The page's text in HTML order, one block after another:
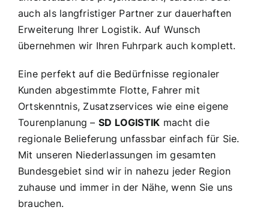
auch als langfristiger Partner zur dauerhaften
Erweiterung Ihrer Logistik. Auf Wunsch
übernehmen wir Ihren Fuhrpark auch komplett.
Eine perfekt auf die Bedürfnisse regionaler
Kunden abgestimmte Flotte, Fahrer mit
Ortskenntnis, Zusatzservices wie eine eigene
Tourenplanung – SD LOGISTIK macht die
regionale Belieferung unfassbar einfach für Sie.
Mit unseren Niederlassungen im gesamten
Bundesgebiet sind wir in nahezu jeder Region
zuhause und immer in der Nähe, wenn Sie uns
brauchen.